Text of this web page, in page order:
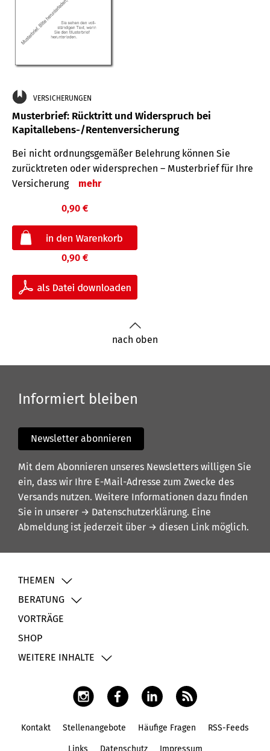
VERSICHERUNGEN
Musterbrief: Rücktritt und Widerspruch bei
Kapitallebens-/Rentenversicherung
Bei nicht ordnungsgemäßer Belehrung können Sie
zurücktreten oder widersprechen – Musterbrief für Ihre
Versicherung
mehr
0,90 €
0,90 €
nach oben
Informiert bleiben
Newsletter abonnieren
Mit dem Abonnieren unseres Newsletters willigen Sie
ein, dass wir Ihre E-Mail-Adresse zum Zwecke des
Versands nutzen. Weitere Informationen dazu finden
Sie in unserer → Datenschutzerklärung. Eine
Abmeldung ist jederzeit über → diesen Link möglich.
THEMEN
BERATUNG
VORTRÄGE
SHOP
WEITERE INHALTE
Kontakt Stellenangebote Häufige Fragen RSS-Feeds